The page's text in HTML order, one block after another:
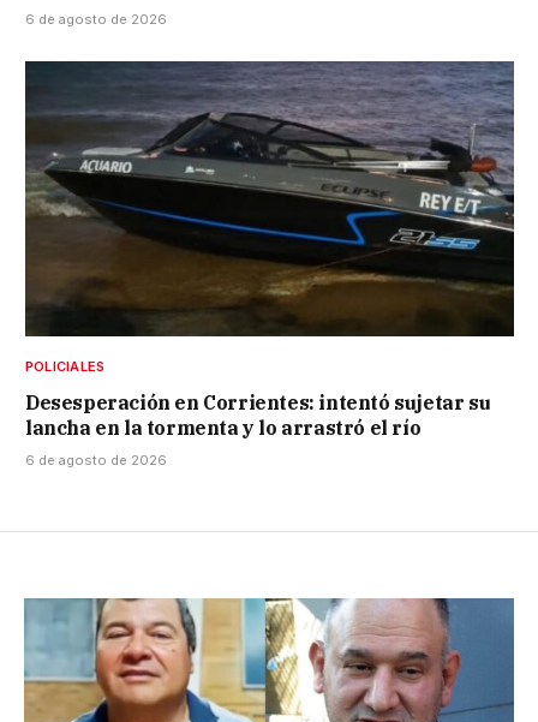
6 de agosto de 2026
POLICIALES
Desesperación en Corrientes: intentó sujetar su
lancha en la tormenta y lo arrastró el río
6 de agosto de 2026